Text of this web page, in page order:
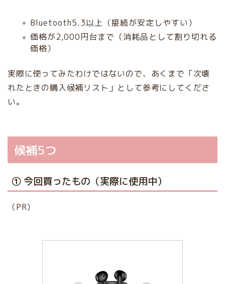
Bluetooth5.3以上（接続が安定しやすい）
価格が2,000円台まで（消耗品として割り切れる
価格）
実際に使ってみたわけではないので、あくまで「次壊
れたときの購入候補リスト」として参考にしてくださ
い。
候補5つ
① 今回買ったもの（実際に使用中）
（PR）